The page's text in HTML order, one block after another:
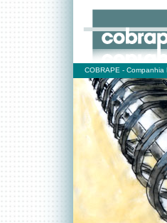
COBRAPE -